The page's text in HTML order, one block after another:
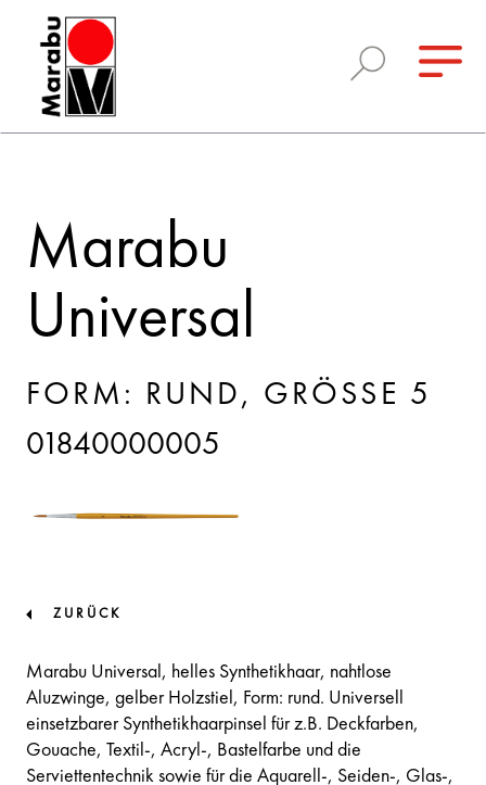
Marabu
Universal
FORM: RUND, GRÖSSE 5
01840000005
ZURÜCK
Marabu Universal, helles Synthetikhaar, nahtlose
Aluzwinge, gelber Holzstiel, Form: rund. Universell
einsetzbarer Synthetikhaarpinsel für z.B. Deckfarben,
Gouache, Textil-, Acryl-, Bastelfarbe und die
Serviettentechnik sowie für die Aquarell-, Seiden-, Glas-,